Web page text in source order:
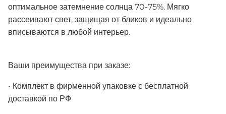
оптимальное затемнение солнца 70-75%. Мягко
рассеивают свет, защищая от бликов и идеально
вписываются в любой интерьер.
Ваши преимущества при заказе:
• Комплект в фирменной упаковке с бесплатной
доставкой по РФ